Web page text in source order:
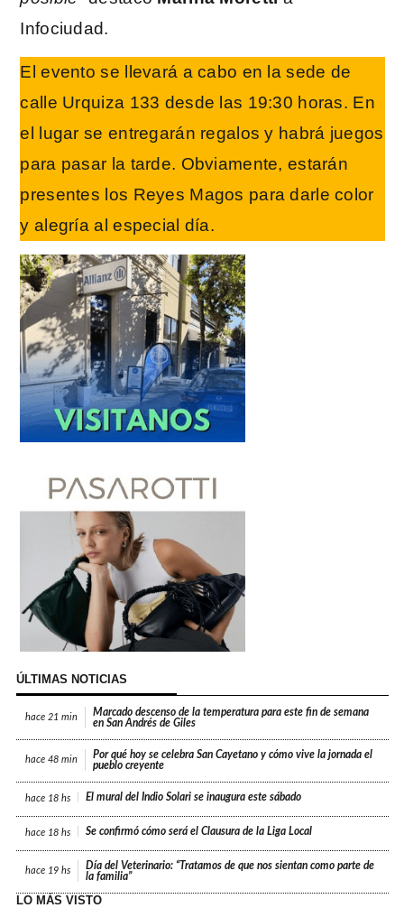
Infociudad.
El evento se llevará a cabo en la sede de
calle Urquiza 133 desde las 19:30 horas. En
el lugar se entregarán regalos y habrá juegos
para pasar la tarde. Obviamente, estarán
presentes los Reyes Magos para darle color
y alegría al especial día.
ÚLTIMAS NOTICIAS
hace 21 min
Marcado descenso de la temperatura para este fin de semana
en San Andrés de Giles
hace 48 min
Por qué hoy se celebra San Cayetano y cómo vive la jornada el
pueblo creyente
hace 18 hs El mural del Indio Solari se inaugura este sábado
hace 18 hs Se confirmó cómo será el Clausura de la Liga Local
hace 19 hs
Día del Veterinario: “Tratamos de que nos sientan como parte de
la familia”
LO MÁS VISTO